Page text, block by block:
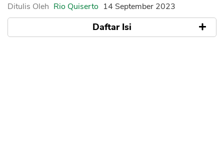
Ditulis Oleh Rio Quiserto 14 September 2023
Daftar Isi